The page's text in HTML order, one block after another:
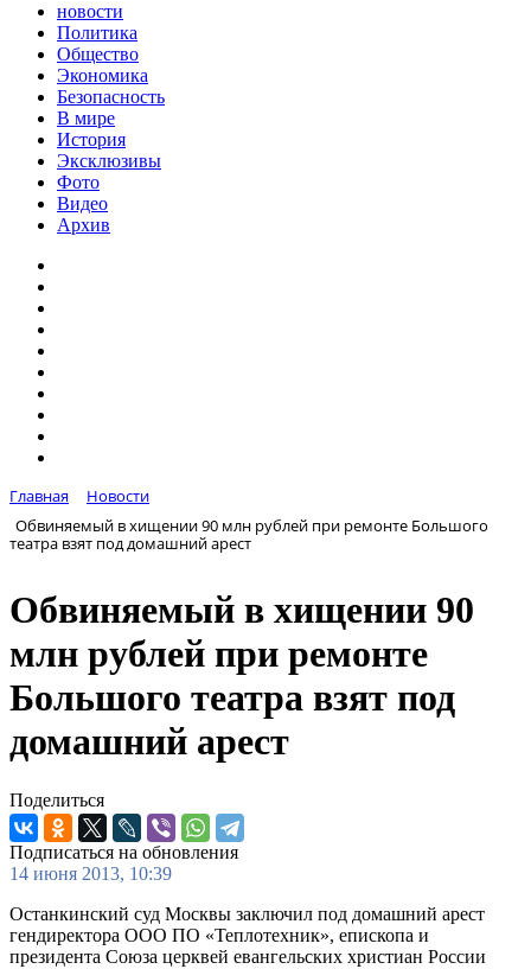
новости
Политика
Общество
Экономика
Безопасность
В мире
История
Эксклюзивы
Фото
Видео
Архив
Главная
Новости
Обвиняемый в хищении 90 млн рублей при ремонте Большого
театра взят под домашний арест
Обвиняемый в хищении 90
млн рублей при ремонте
Большого театра взят под
домашний арест
Поделиться
Подписаться на обновления
14 июня 2013, 10:39
Останкинский суд Москвы заключил под домашний арест
гендиректора ООО ПО «Теплотехник», епископа и
президента Союза церквей евангельских христиан России